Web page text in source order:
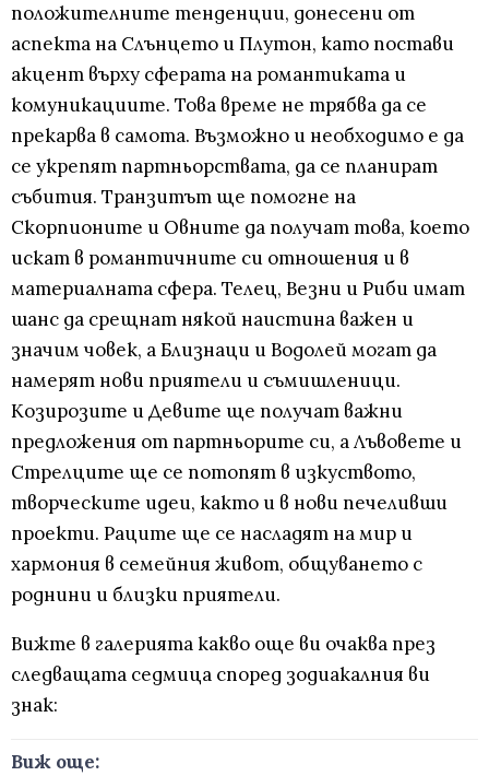
положителните тенденции, донесени от
аспекта на Слънцето и Плутон, като постави
акцент върху сферата на романтиката и
комуникациите. Това време не трябва да се
прекарва в самота. Възможно и необходимо е да
се укрепят партньорствата, да се планират
събития. Транзитът ще помогне на
Скорпионите и Овните да получат това, което
искат в романтичните си отношения и в
материалната сфера. Телец, Везни и Риби имат
шанс да срещнат някой наистина важен и
значим човек, а Близнаци и Водолей могат да
намерят нови приятели и съмишленици.
Козирозите и Девите ще получат важни
предложения от партньорите си, а Лъвовете и
Стрелците ще се потопят в изкуството,
творческите идеи, както и в нови печеливши
проекти. Раците ще се насладят на мир и
хармония в семейния живот, общуването с
роднини и близки приятели.
Вижте в галерията какво още ви очаква през
следващата седмица според зодиакалния ви
знак:
Виж още: